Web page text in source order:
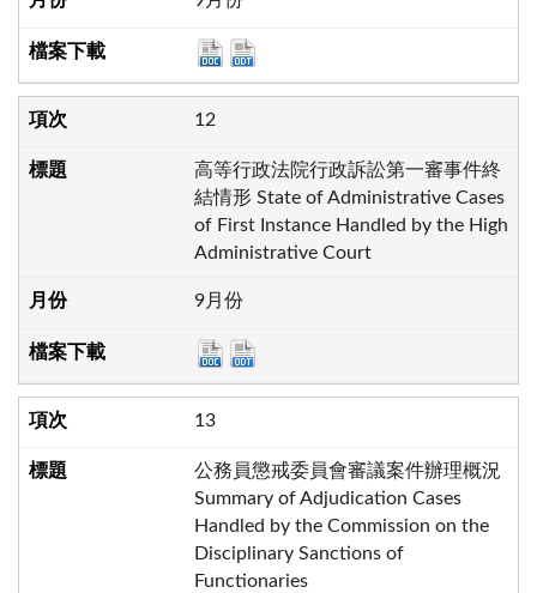
12
高等行政法院行政訴訟第一審事件終
結情形 State of Administrative Cases
of First Instance Handled by the High
Administrative Court
9月份
13
公務員懲戒委員會審議案件辦理概況
Summary of Adjudication Cases
Handled by the Commission on the
Disciplinary Sanctions of
Functionaries